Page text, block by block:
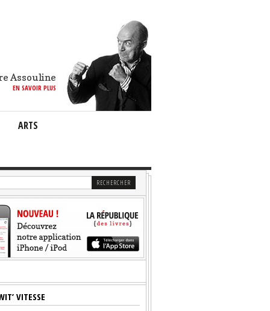
Assouline
EN SAVOIR PLUS
ARTS
VITESSE